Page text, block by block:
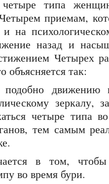
четыре типа
приемам,
на
назад и
Четырех
объясняется так:
движению
зеркалу,
четыре типа
тем самым
в том, чтобы
во время бури.